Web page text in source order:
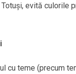
evită
cu teme (precum